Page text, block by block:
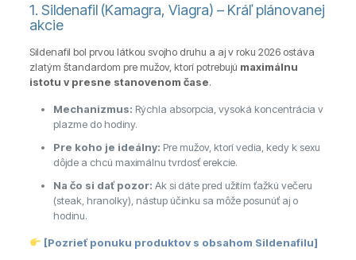
1. Sildenafil (Kamagra, Viagra) – Kráľ plánovanej
akcie
Sildenafil bol prvou látkou svojho druhu a aj v roku 2026 ostáva
zlatým štandardom pre mužov, ktorí potrebujú maximálnu
istotu v presne stanovenom čase.
Mechanizmus: Rýchla absorpcia, vysoká koncentrácia v
plazme do hodiny.
Pre koho je ideálny: Pre mužov, ktorí vedia, kedy k sexu
dôjde a chcú maximálnu tvrdosť erekcie.
Na čo si dať pozor: Ak si dáte pred užitím ťažkú večeru
(steak, hranolky), nástup účinku sa môže posunúť aj o
hodinu.
[Pozrieť ponuku produktov s obsahom Sildenafilu]